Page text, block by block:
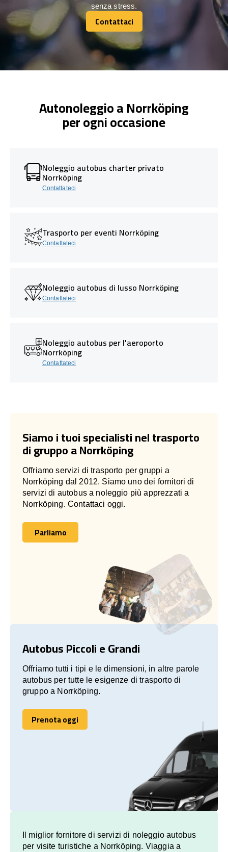
senza stress.
Contattaci
Contattaci
Autonoleggio a Norrköping
per ogni occasione
Noleggio autobus charter privato
Norrköping
Contattateci
Trasporto per eventi Norrköping
Contattateci
Noleggio autobus di lusso Norrköping
Contattateci
Noleggio autobus per l'aeroporto
Norrköping
Contattateci
Siamo i tuoi specialisti nel trasporto
di gruppo a Norrköping
Offriamo servizi di trasporto per gruppi a
Norrköping dal 2012. Siamo uno dei fornitori di
servizi di autobus a noleggio più apprezzati a
Norrköping. Contattaci oggi.
Parliamo
Parliamo
Autobus Piccoli e Grandi
Offriamo tutti i tipi e le dimensioni, in altre parole
autobus per tutte le esigenze di trasporto di
gruppo a Norrköping.
Prenota oggi
Prenota oggi
Il miglior fornitore di servizi di noleggio autobus
per visite turistiche a Norrköping. Viaggia a